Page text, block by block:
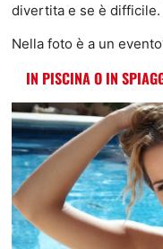
divertita e se è difficile.
Nella foto è a un
IN PISCINA O IN